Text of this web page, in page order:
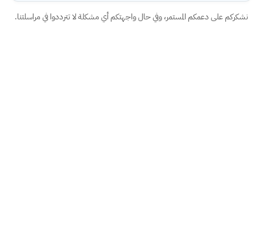
نشكركم على دعمكم المستمر، وفي حال واجهتكم أي مشكلة لا تترددوا في مراسلتنا.